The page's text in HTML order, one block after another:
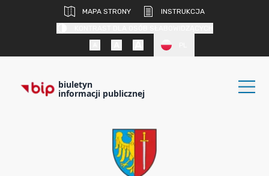
MAPA STRONY
INSTRUKCJA
biuletyn
informacji publicznej